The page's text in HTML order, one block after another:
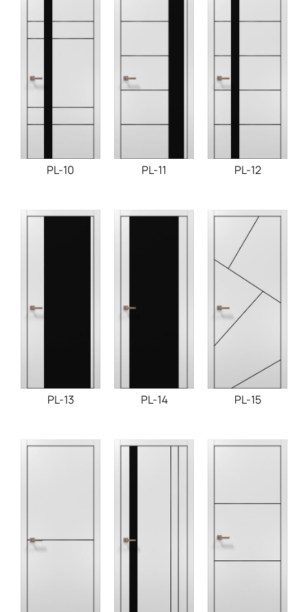
PL-10 PL-11 PL-12
PL-13 PL-14 PL-15